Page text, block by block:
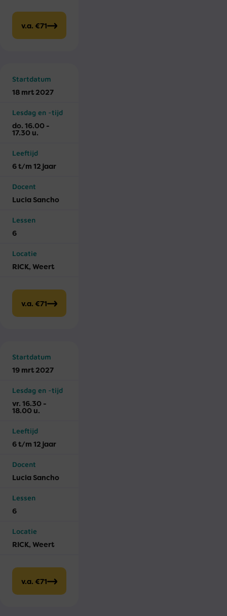
v.a. €71
Startdatum
18 mrt 2027
Lesdag en -tijd
do. 16.00 -
17.30 u.
Leeftijd
6 t/m 12 jaar
Docent
Lucia Sancho
Lessen
6
Locatie
RICK, Weert
v.a. €71
Startdatum
19 mrt 2027
Lesdag en -tijd
vr. 16.30 -
18.00 u.
Leeftijd
6 t/m 12 jaar
Docent
Lucia Sancho
Lessen
6
Locatie
RICK, Weert
v.a. €71